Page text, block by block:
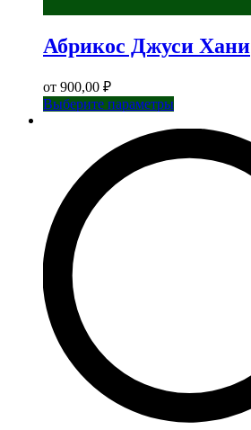
Абрикос Джуси Хани
от 900,00 ₽
Выберите параметрыЭтот
вариаций.